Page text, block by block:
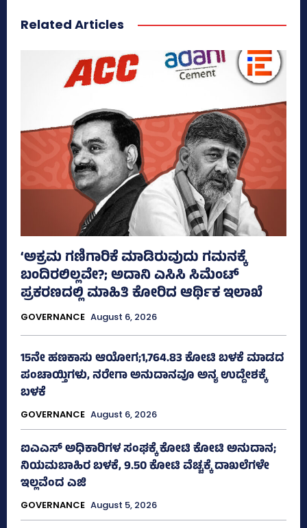
Related Articles
‘ಅಕ್ರಮ ಗಣಿಗಾರಿಕೆ ಮಾಡಿರುವುದು ಗಮನಕ್ಕೆ
ಬಂದಿರಲಿಲ್ಲವೇ?; ಅದಾನಿ ಎಸಿಸಿ ಸಿಮೆಂಟ್
ಪ್ರಕರಣದಲ್ಲಿ ಮಾಹಿತಿ ಕೋರಿದ ಆರ್ಥಿಕ ಇಲಾಖೆ
GOVERNANCE August 6, 2026
15ನೇ ಹಣಕಾಸು ಆಯೋಗ;1,764.83 ಕೋಟಿ ಬಳಕೆ ಮಾಡದ
ಪಂಚಾಯ್ತಿಗಳು, ನರೇಗಾ ಅನುದಾನವೂ ಅನ್ಯ ಉದ್ದೇಶಕ್ಕೆ
ಬಳಕೆ
GOVERNANCE August 6, 2026
ಐಎಎಸ್‌ ಅಧಿಕಾರಿಗಳ ಸಂಘಕ್ಕೆ ಕೋಟಿ ಕೋಟಿ ಅನುದಾನ;
ನಿಯಮಬಾಹಿರ ಬಳಕೆ, 9.50 ಕೋಟಿ ವೆಚ್ಚಕ್ಕೆ ದಾಖಲೆಗಳೇ
ಇಲ್ಲವೆಂದ ಎಜಿ
GOVERNANCE August 5, 2026